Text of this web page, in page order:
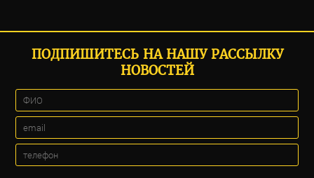
ПОДПИШИТЕСЬ НА НАШУ РАССЫЛКУ
НОВОСТЕЙ